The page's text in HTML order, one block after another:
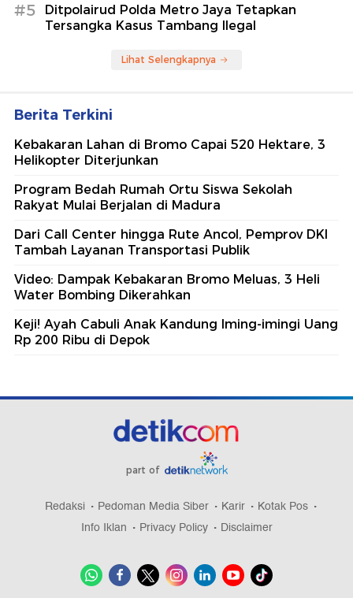
#5
Ditpolairud Polda Metro Jaya Tetapkan
Tersangka Kasus Tambang Ilegal
Lihat Selengkapnya
Berita Terkini
Kebakaran Lahan di Bromo Capai 520 Hektare, 3
Helikopter Diterjunkan
Program Bedah Rumah Ortu Siswa Sekolah
Rakyat Mulai Berjalan di Madura
Dari Call Center hingga Rute Ancol, Pemprov DKI
Tambah Layanan Transportasi Publik
Video: Dampak Kebakaran Bromo Meluas, 3 Heli
Water Bombing Dikerahkan
Keji! Ayah Cabuli Anak Kandung Iming-imingi Uang
Rp 200 Ribu di Depok
part of
Redaksi Pedoman Media Siber Karir
Kotak Pos
Info Iklan
Privacy Policy Disclaimer